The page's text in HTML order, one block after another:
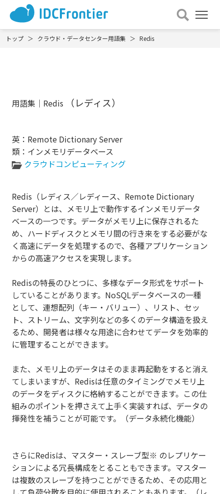
メ
ニュー
トップ クラウド・データセンター用語集 Redis
用語集｜Redis （レディス）
英：Remote Dictionary Server
類：インメモリデータベース
クラウドコンピューティング
Redis（レディス／レディース、Remote Dictionary
Server）とは、メモリ上で動作するインメモリデータ
ベースの一つです。データがメモリ上に保存されるた
め、ハードディスクとメモリ間の行き来をする必要がな
く高速にデータを処理するので、各種アプリケーション
からの高速アクセスを実現します。
Redisの特長のひとつに、多様なデータ形式をサポート
していることがあります。NoSQLデータベースの一種
として、連想配列（キー・バリュー）、リスト、セッ
ト、ストリーム、文字列などの多くのデータ構造を扱え
るため、開発者は様々な用途に合わせてデータを効率的
に管理することができます。
また、メモリ上のデータはそのまま再起動をすると消え
てしまいますが、Redisは任意のタイミングでメモリ上
のデータをディスクに格納することができます。この仕
組みのポイントを押さえて上手く実装すれば、データの
揮発性を補うことが可能です。（データ永続化機能）
さらにRedisは、マスター・スレーブ型※ のレプリケー
ションによる冗長構成をとることもできます。マスター
は複数のスレーブを持つことができるため、その応用と